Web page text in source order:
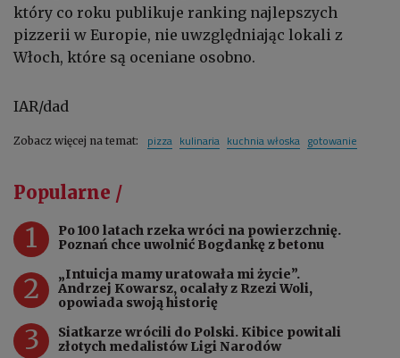
który co roku publikuje ranking najlepszych
pizzerii w Europie, nie uwzględniając lokali z
Włoch, które są oceniane osobno.
IAR/dad
Zobacz więcej na temat: pizza kulinaria kuchnia włoska gotowanie
Popularne /
1
Po 100 latach rzeka wróci na powierzchnię.
Poznań chce uwolnić Bogdankę z betonu
2
„Intuicja mamy uratowała mi życie”.
Andrzej Kowarsz, ocalały z Rzezi Woli,
opowiada swoją historię
3
Siatkarze wrócili do Polski. Kibice powitali
złotych medalistów Ligi Narodów